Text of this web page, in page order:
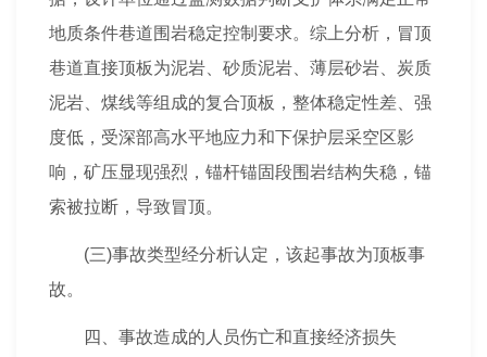
地质条件巷道围岩稳定控制要求。综上分析，冒顶
巷道直接顶板为泥岩、砂质泥岩、薄层砂岩、炭质
泥岩、煤线等组成的复合顶板，整体稳定性差、强
度低，受深部高水平地应力和下保护层采空区影
响，矿压显现强烈，锚杆锚固段围岩结构失稳，锚
索被拉断，导致冒顶。
(三)事故类型经分析认定，该起事故为顶板事
故。
四、事故造成的人员伤亡和直接经济损失